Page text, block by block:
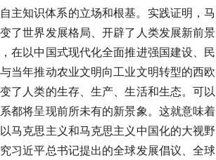
主知识体系的立场和根基。实践证明，
了世界发展格局、开辟了人类发展新前
在以中国式现代化全面推进强国建设、
当年推动农业文明向工业文明转型的西
了人类的生存、生产、生活和生态。可
都将呈现前所未有的新景象。这就意味
马克思主义和马克思主义中国化的大视
习近平总书记提出的全球发展倡议、全